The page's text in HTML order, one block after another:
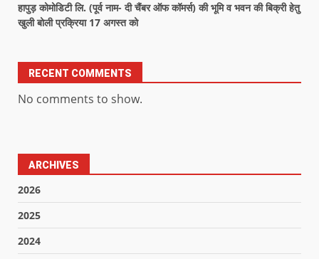
हापुड़ कोमोडिटी लि. (पूर्व नाम- दी चैंबर ऑफ कॉमर्स) की भूमि व भवन की बिक्री हेतु
खुली बोली प्रक्रिया 17 अगस्त को
RECENT COMMENTS
No comments to show.
ARCHIVES
2026
2025
2024